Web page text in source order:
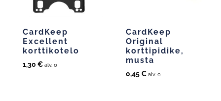
CardKeep
Excellent
korttikotelo
1,30 € alv. 0
CardKeep
Original
korttipidike,
musta
0,45€ alv. 0